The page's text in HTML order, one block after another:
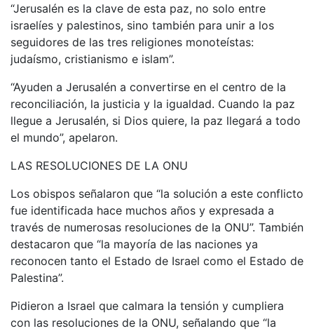
“Jerusalén es la clave de esta paz, no solo entre
israelíes y palestinos, sino también para unir a los
seguidores de las tres religiones monoteístas:
judaísmo, cristianismo e islam”.
“Ayuden a Jerusalén a convertirse en el centro de la
reconciliación, la justicia y la igualdad. Cuando la paz
llegue a Jerusalén, si Dios quiere, la paz llegará a todo
el mundo”, apelaron.
LAS RESOLUCIONES DE LA ONU
Los obispos señalaron que “la solución a este conflicto
fue identificada hace muchos años y expresada a
través de numerosas resoluciones de la ONU”. También
destacaron que “la mayoría de las naciones ya
reconocen tanto el Estado de Israel como el Estado de
Palestina”.
Pidieron a Israel que calmara la tensión y cumpliera
con las resoluciones de la ONU, señalando que “la